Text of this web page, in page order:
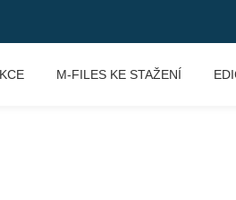
M-FILES KE STAŽENÍ